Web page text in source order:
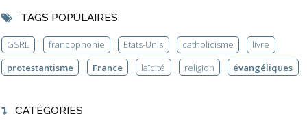
TAGS POPULAIRES
GSRL francophonie Etats-Unis catholicisme
livre
protestantisme
France laïcité religion évangéliques
CATÉGORIES